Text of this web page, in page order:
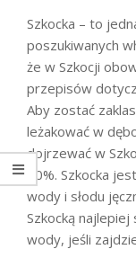
Szkocka – to
poszukiwanych
że w Szkocji
przepisów
Aby zostać
leżakować w
dojrzewać w
40%. Szkocka
wody i słodu
Szkocką
wody, jeśli